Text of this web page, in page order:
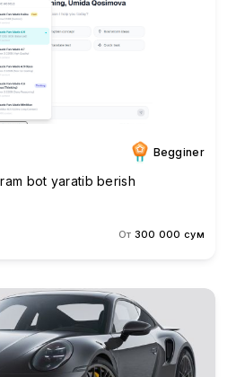
Begginer
bot yaratib berish
От 300 000 сум